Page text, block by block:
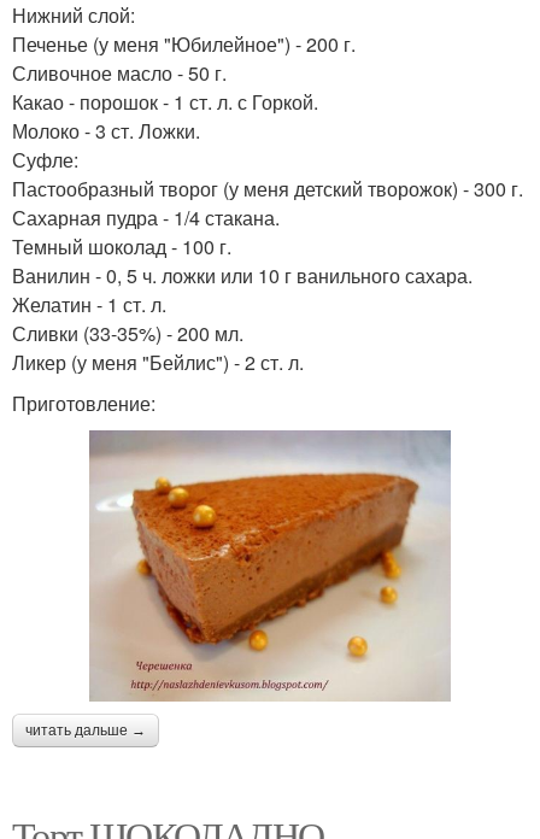
Торт из творожного
сыра
Сливочно-творожный
торт
Нижний слой:
Печенье (у меня "Юбилейное") - 200 г.
Сливочное масло - 50 г.
Какао - порошок - 1 ст. л. с Горкой.
Молоко - 3 ст. Ложки.
Суфле:
Пастообразный творог (у меня детский творожок) - 300 г.
Сахарная пудра - 1/4 стакана.
Темный шоколад - 100 г.
Ванилин - 0, 5 ч. ложки или 10 г ванильного сахара.
Желатин - 1 ст. л.
Сливки (33-35%) - 200 мл.
Ликер (у меня "Бейлис") - 2 ст. л.
Приготовление:
читать дальше →